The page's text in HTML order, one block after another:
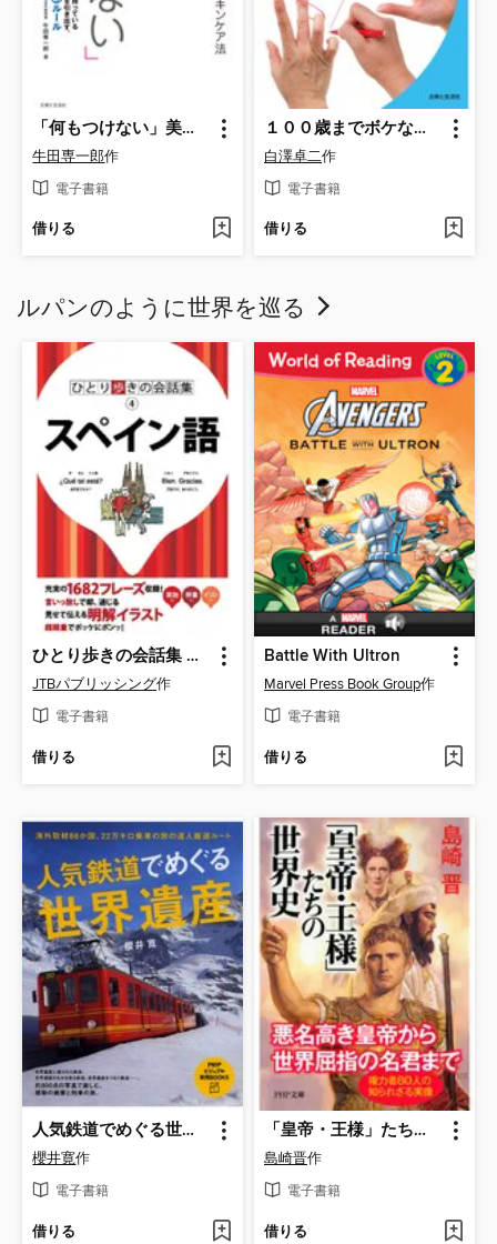
「何もつけない」美肌術
牛田専一郎作
電子書籍
借りる
１００歳までボケない手指体操
白澤卓二作
電子書籍
借りる
ルパンのように世界を巡る
ひとり歩きの会話集 スペイン語
JTBパブリッシング作
電子書籍
借りる
Battle With Ultron
Marvel Press Book Group作
電子書籍
借りる
人気鉄道でめぐる世界遺産
櫻井寛作
電子書籍
借りる
「皇帝・王様」たちの世界史
島崎晋作
電子書籍
借りる